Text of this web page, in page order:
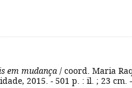
em mudança / coord. Maria
2015. - 501 p. : il. ; 23 cm. -